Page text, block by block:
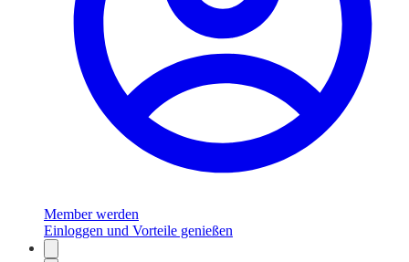
Member werden
Einloggen und Vorteile genießen